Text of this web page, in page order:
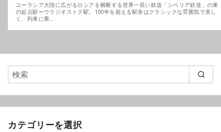
ユーラシア大陸に広がるロシアを横断する世界一長い鉄道「シベリア鉄道」の東
の起点駅ーウラジオストク駅。100年を超える駅舎はクラシックな雰囲気で美し
く、列車に乗…
カテゴリーを選択